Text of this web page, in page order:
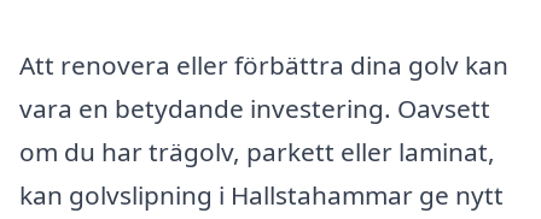
Att renovera eller förbättra dina golv kan
vara en betydande investering. Oavsett
om du har trägolv, parkett eller laminat,
kan golvslipning i Hallstahammar ge nytt